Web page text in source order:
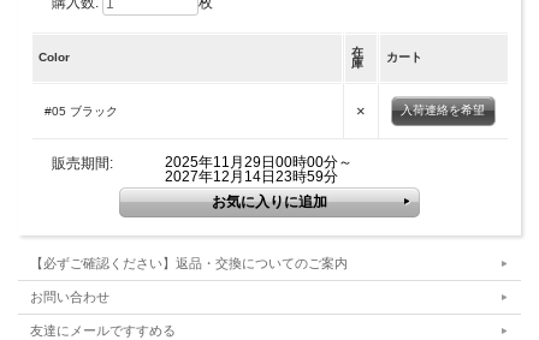
Color
在
庫
カート
#05 ブラック × 入荷連絡を希望
販売期間:
2025年11月29日00時00分～
2027年12月14日23時59分
【必ずご確認ください】返品・交換についてのご案内
お問い合わせ
友達にメールですすめる